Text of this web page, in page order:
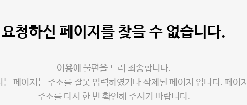
요청하신 페이지를 찾을 수 없습니다.
이용에 불편을 드려 죄송합니다.
는 페이지는 주소를 잘못 입력하였거나 삭제된 페이지 입니다. 페이지
주소를 다시 한 번 확인해 주시기 바랍니다.